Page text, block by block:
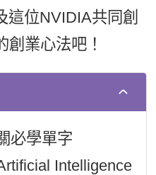
這位NVIDIA共同創
創業心法吧！
必學單字
Intelligence